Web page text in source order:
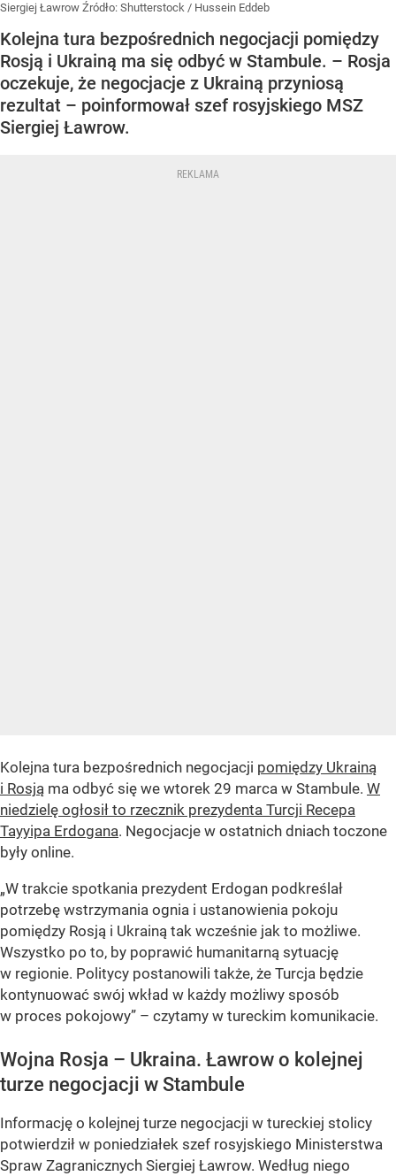
Siergiej Ławrow Źródło: Shutterstock / Hussein Eddeb
Kolejna tura bezpośrednich negocjacji pomiędzy
Rosją i Ukrainą ma się odbyć w Stambule. – Rosja
oczekuje, że negocjacje z Ukrainą przyniosą
rezultat – poinformował szef rosyjskiego MSZ
Siergiej Ławrow.
Kolejna tura bezpośrednich negocjacji pomiędzy Ukrainą
i Rosją ma odbyć się we wtorek 29 marca w Stambule. W
niedzielę ogłosił to rzecznik prezydenta Turcji Recepa
Tayyipa Erdogana. Negocjacje w ostatnich dniach toczone
były online.
„W trakcie spotkania prezydent Erdogan podkreślał
potrzebę wstrzymania ognia i ustanowienia pokoju
pomiędzy Rosją i Ukrainą tak wcześnie jak to możliwe.
Wszystko po to, by poprawić humanitarną sytuację
w regionie. Politycy postanowili także, że Turcja będzie
kontynuować swój wkład w każdy możliwy sposób
w proces pokojowy” – czytamy w tureckim komunikacie.
Wojna Rosja – Ukraina. Ławrow o kolejnej
turze negocjacji w Stambule
Informację o kolejnej turze negocjacji w tureckiej stolicy
potwierdził w poniedziałek szef rosyjskiego Ministerstwa
Spraw Zagranicznych Siergiej Ławrow. Według niego